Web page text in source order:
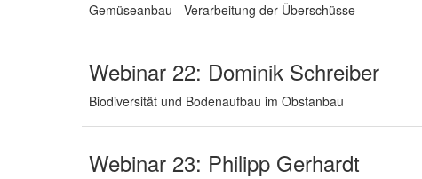
Gemüseanbau - Verarbeitung der Überschüsse
Webinar 22: Dominik Schreiber
Biodiversität und Bodenaufbau im Obstanbau
Webinar 23: Philipp Gerhardt